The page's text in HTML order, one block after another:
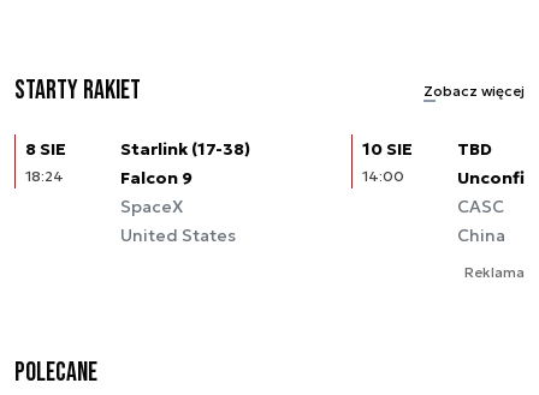
Starty rakiet Zobacz więcej
8 SIE
18:24
Starlink (17-38)
Falcon 9
SpaceX
United States
10 SIE
14:00
TBD
CASC
China
Reklama
Polecane